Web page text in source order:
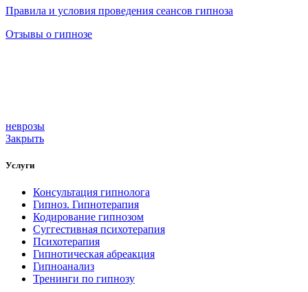
Правила и условия проведения сеансов гипноза
Отзывы о гипнозе
неврозы
Закрыть
Услуги
Консультация гипнолога
Гипноз. Гипнотерапия
Кодирование гипнозом
Суггестивная психотерапия
Психотерапия
Гипнотическая абреакция
Гипноанализ
Тренинги по гипнозу